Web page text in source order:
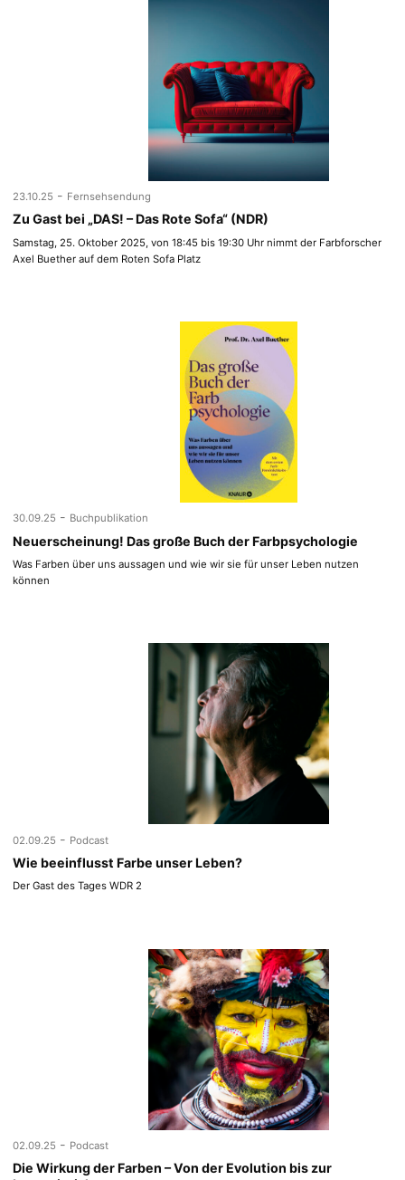
23.10.25 - Fernsehsendung
Zu Gast bei „DAS! – Das Rote Sofa“ (NDR)
Samstag, 25. Oktober 2025, von 18:45 bis 19:30 Uhr nimmt der Farbforscher
Axel Buether auf dem Roten Sofa Platz
30.09.25 - Buchpublikation
Neuerscheinung! Das große Buch der Farbpsychologie
Was Farben über uns aussagen und wie wir sie für unser Leben nutzen
können
02.09.25 - Podcast
Wie beeinflusst Farbe unser Leben?
Der Gast des Tages WDR 2
02.09.25 - Podcast
Die Wirkung der Farben – Von der Evolution bis zur